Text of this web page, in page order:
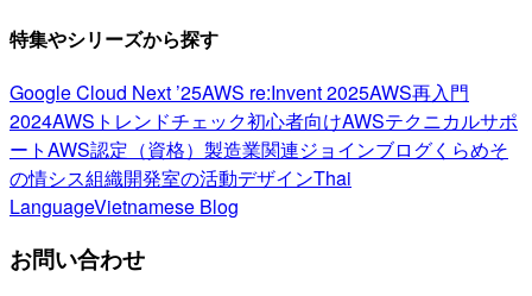
特集やシリーズから探す
Google Cloud Next ’25AWS re:Invent 2025AWS再入門
2024AWSトレンドチェック初心者向けAWSテクニカルサポ
ートAWS認定（資格） 製造業関連ジョインブログくらめそ
の情シス組織開発室の活動デザインThai
LanguageVietnamese Blog
お問い合わせ